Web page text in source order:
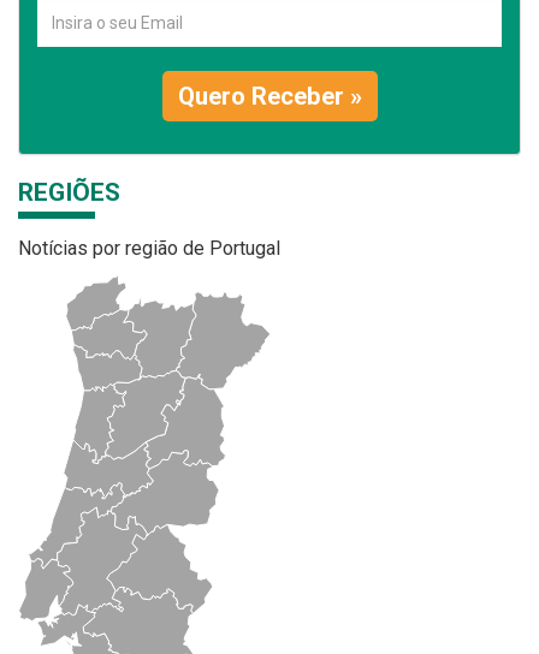
Quero Receber »
REGIÕES
Notícias por região de Portugal